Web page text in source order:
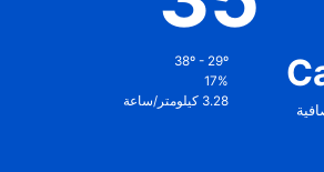
38º - 29º
17%
3.28 كيلومتر/ساعة